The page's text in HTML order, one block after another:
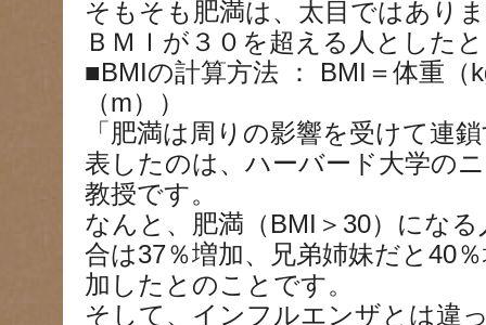
そもそも肥満は、太目ではあり
ＢＭＩが３０を超える人とした
■BMIの計算方法 ： BMI＝体重（
（m））
「肥満は周りの影響を受けて連
表したのは、ハーバード大学の
教授です。
なんと、肥満（BMI＞30）にな
合は37％増加、兄弟姉妹だと40
加したとのことです。
そして、インフルエンザとは違